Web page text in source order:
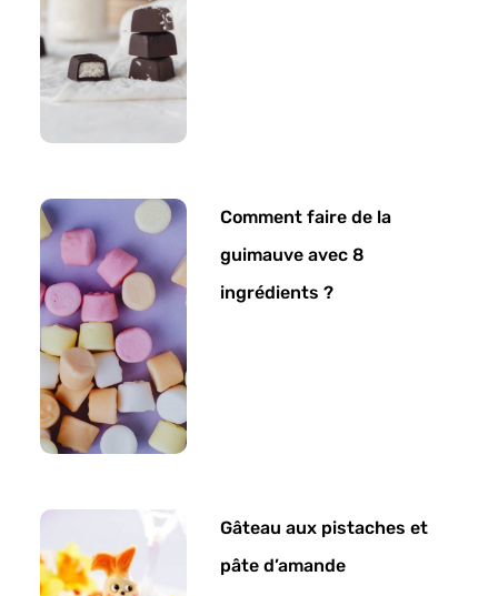
Comment faire de la
guimauve avec 8
ingrédients ?
Gâteau aux pistaches et
pâte d’amande